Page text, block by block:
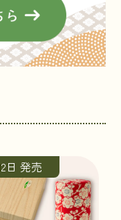
日 発売